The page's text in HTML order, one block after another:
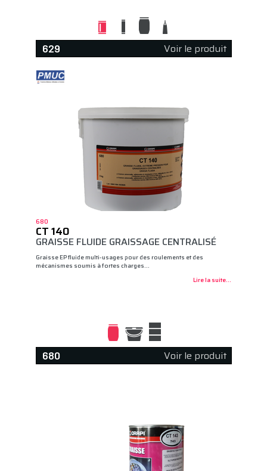
629 Voir le produit
680
CT 140
GRAISSE FLUIDE GRAISSAGE CENTRALISÉ
Graisse EP fluide multi-usages pour des roulements et des
mécanismes soumis à fortes charges…
Lire la suite...
680 Voir le produit